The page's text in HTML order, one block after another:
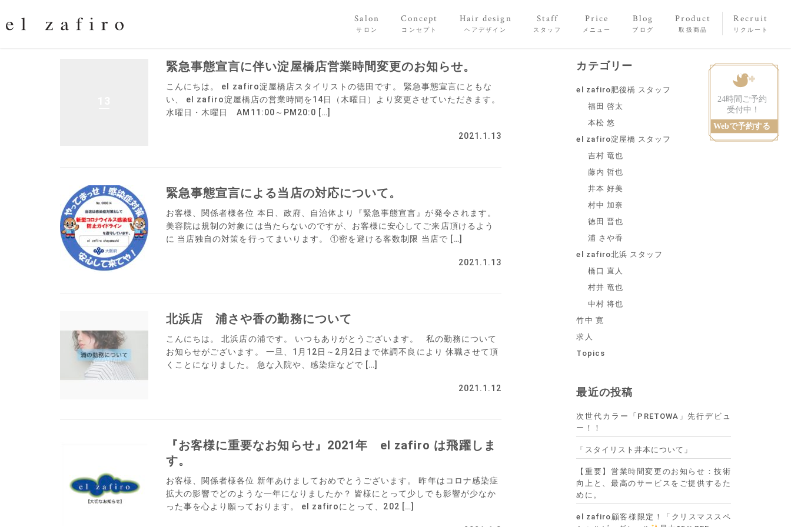
Salon
サロン
Concept
コンセプト
Hair design
ヘアデザイン
Staff
スタッフ
Price
メニュー
Blog
ブログ
Product
取扱商品
Recruit
リクルート
緊急事態宣言に伴い淀屋橋店営業時間変更のお知らせ。
こんにちは。 el zafiro淀屋橋店スタイリストの徳田です。 緊急事態宣言にともな
い、 el zafiro淀屋橋店の営業時間を14日（木曜日）より変更させていただきます。
水曜日・木曜日 AM11:00～PM20:0 […]
2021.1.13
緊急事態宣言による当店の対応について。
お客様、関係者様各位 本日、政府、自治体より『緊急事態宣言』が発令されます。
美容院は規制の対象には当たらないのですが、お客様に安心してご来店頂けるよう
に 当店独自の対策を行ってまいります。 ①密を避ける客数制限 当店で […]
2021.1.13
北浜店 浦さや香の勤務について
こんにちは。 北浜店の浦です。 いつもありがとうございます。 私の勤務について
お知らせがございます。 一旦、1月12日～2月2日まで体調不良により 休職させて頂
くことになりました。 急な入院や、感染症などで […]
2021.1.12
『お客様に重要なお知らせ』2021年 el zafiro は飛躍しま
す。
お客様、関係者様各位 新年あけましておめでとうございます。 昨年はコロナ感染症
拡大の影響でどのような一年になりましたか？ 皆様にとって少しでも影響が少なか
った事を心より願っております。 el zafiroにとって、202 […]
カテゴリー
el zafiro肥後橋 スタッフ
福田 啓太
本松 悠
el zafiro淀屋橋 スタッフ
吉村 竜也
藤内 哲也
井本 好美
村中 加奈
徳田 晋也
浦 さや香
el zafiro北浜 スタッフ
橋口 直人
村井 竜也
中村 将也
竹中 寛
求人
Topics
最近の投稿
次世代カラー「PRETOWA」先行デビュ
ー！！
「スタイリスト井本について」
【重要】営業時間変更のお知らせ：技術
向上と、最高のサービスをご提供するた
めに。
el zafiro顧客様限定！「クリスマススペ